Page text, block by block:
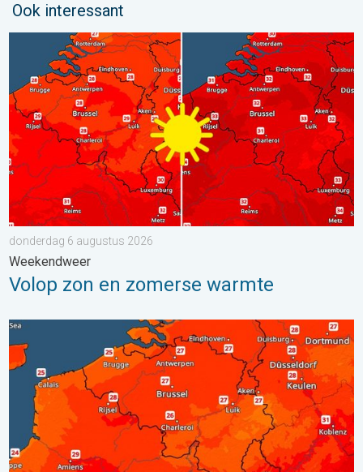
Ook interessant
Volop zon en zomerse warmte. Weekendweer. . . donderdag
donderdag 6 augustus 2026
Weekendweer
Volop zon en zomerse warmte
Zaterdag warmste dag van de week. Bijna overal zomers